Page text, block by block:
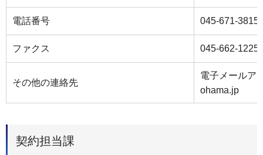
電話番号 045-671-3815
ファクス 045-662-1225
その他の連絡先
電子メールア
ohama.jp
契約担当課